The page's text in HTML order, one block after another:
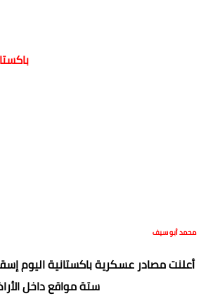
باكستان تسقط 5
محمد أبو سيف
ستة مواقع داخل الأراضي